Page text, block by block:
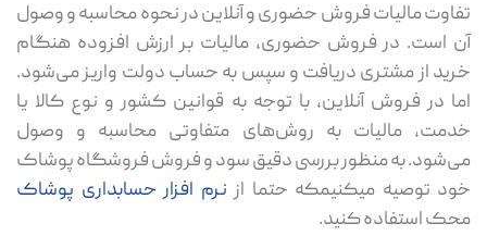
تفاوت مالیات فروش حضوری و آنلاین در نحوه محاسبه و وصول
آن است. در فروش حضوری، مالیات بر ارزش افزوده هنگام
خرید از مشتری دریافت و سپس به حساب دولت واریز می‌شود.
اما در فروش آنلاین، با توجه به قوانین کشور و نوع کالا یا
خدمت، مالیات به روش‌های متفاوتی محاسبه و وصول
می‌شود. به منظور بررسی دقیق سود و فروش فروشگاه پوشاک
خود توصیه میکنیمکه حتما از نرم افزار حسابداری پوشاک
محک استفاده کنید.